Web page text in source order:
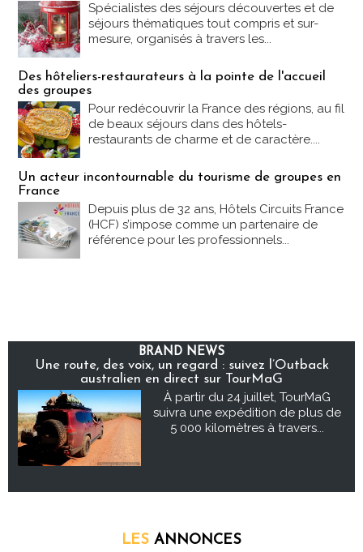
Spécialistes des séjours découvertes et de
séjours thématiques tout compris et sur-
mesure, organisés à travers les...
Des hôteliers-restaurateurs à la pointe de l'accueil
des groupes
Pour redécouvrir la France des régions, au fil
de beaux séjours dans des hôtels-
restaurants de charme et de caractère....
Un acteur incontournable du tourisme de groupes en
France
Depuis plus de 32 ans, Hôtels Circuits France
(HCF) s’impose comme un partenaire de
référence pour les professionnels...
BRAND NEWS
Une route, des voix, un regard : suivez l’Outback
australien en direct sur TourMaG
À partir du 24 juillet, TourMaG
suivra une expédition de plus de
5 000 kilomètres à travers...
LES ANNONCES